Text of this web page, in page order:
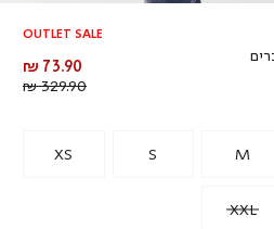
OUTLET SALE
מחיר
מוצר
73.90 ₪
329.90 ₪
XS S M
XXL